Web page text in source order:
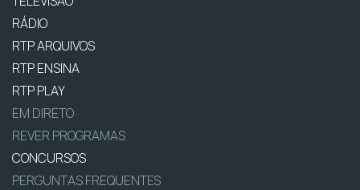
RÁDIO
RTP ARQUIVOS
RTP ENSINA
RTP PLAY
EM DIRETO
REVER PROGRAMAS
CONCURSOS
PERGUNTAS FREQUENTES